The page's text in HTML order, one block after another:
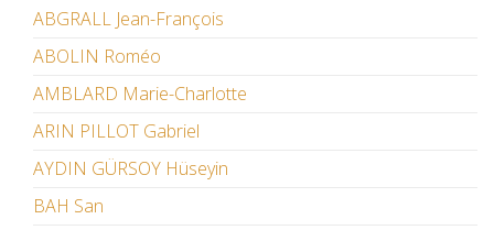
ABGRALL Jean-François
ABOLIN Roméo
AMBLARD Marie-Charlotte
ARIN PILLOT Gabriel
AYDIN GÜRSOY Hüseyin
BAH San